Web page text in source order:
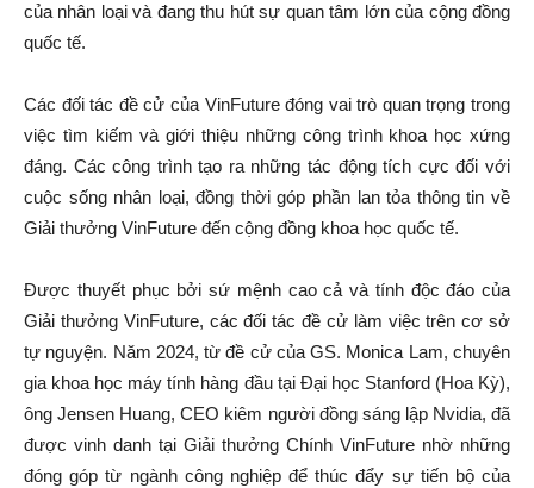
của nhân loại và đang thu hút sự quan tâm lớn của cộng đồng
quốc tế.
Các đối tác đề cử của VinFuture đóng vai trò quan trọng trong
việc tìm kiếm và giới thiệu những công trình khoa học xứng
đáng. Các công trình tạo ra những tác động tích cực đối với
cuộc sống nhân loại, đồng thời góp phần lan tỏa thông tin về
Giải thưởng VinFuture đến cộng đồng khoa học quốc tế.
Được thuyết phục bởi sứ mệnh cao cả và tính độc đáo của
Giải thưởng VinFuture, các đối tác đề cử làm việc trên cơ sở
tự nguyện. Năm 2024, từ đề cử của GS. Monica Lam, chuyên
gia khoa học máy tính hàng đầu tại Đại học Stanford (Hoa Kỳ),
ông Jensen Huang, CEO kiêm người đồng sáng lập Nvidia, đã
được vinh danh tại Giải thưởng Chính VinFuture nhờ những
đóng góp từ ngành công nghiệp để thúc đẩy sự tiến bộ của